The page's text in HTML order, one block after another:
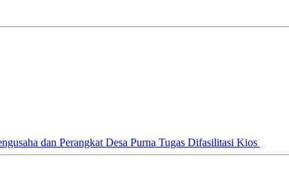
dan Perangkat Desa Purna Tugas Difasilitasi Kios